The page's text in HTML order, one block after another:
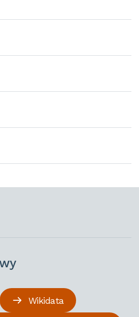
Wikidata